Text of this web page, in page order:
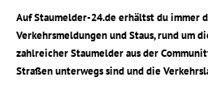
Auf Staumelder-24.de erhältst du immer
Verkehrsmeldungen und Staus, rund um
zahlreicher Staumelder aus der
Straßen unterwegs sind und die